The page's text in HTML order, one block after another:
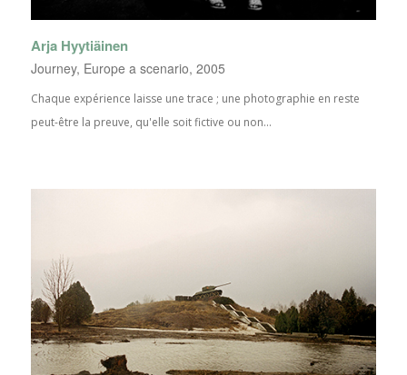
Arja Hyytiäinen
Journey, Europe a scenario, 2005
Chaque expérience laisse une trace ; une photographie en reste
peut-être la preuve, qu'elle soit fictive ou non...